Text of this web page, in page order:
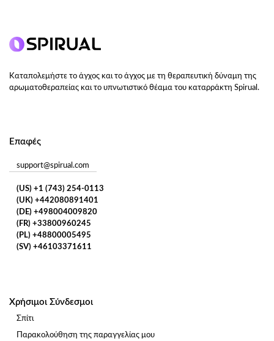
Καταπολεμήστε το άγχος και το άγχος με τη θεραπευτική δύναμη της
αρωματοθεραπείας και το υπνωτιστικό θέαμα του καταρράκτη Spirual.
Επαφές
support@spirual.com
(US) +1 (743) 254-0113
(UK) +442080891401
(DE) +498004009820
(FR) +33800960245
(PL) +48800005495
(SV) +46103371611
Χρήσιμοι Σύνδεσμοι
Σπίτι
Παρακολούθηση της παραγγελίας μου